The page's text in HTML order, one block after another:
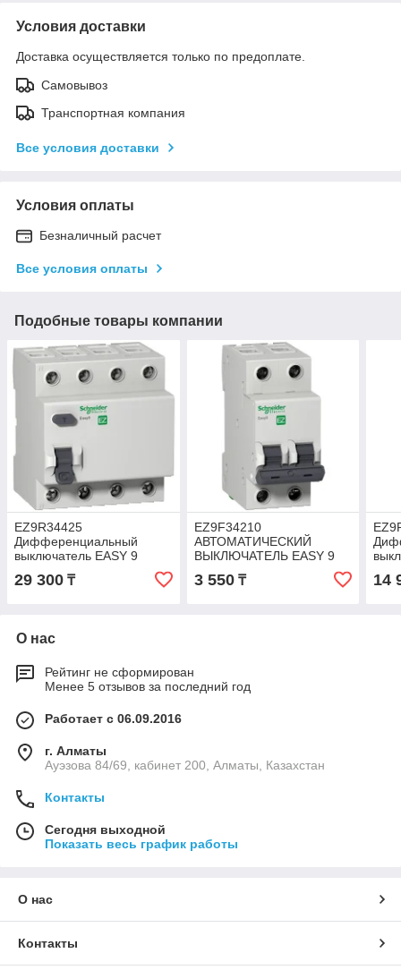
Условия доставки
Доставка осуществляется только по предоплате.
Самовывоз
Транспортная компания
Все условия доставки
Условия оплаты
Безналичный расчет
Все условия оплаты
Подобные товары компании
EZ9R34425
Дифференциальный
выключатель EASY 9
(УЗО) 4П 25А 30мА AC
230В
29 300 ₸
EZ9F34210
АВТОМАТИЧЕСКИЙ
ВЫКЛЮЧАТЕЛЬ EASY 9
2П 10А С 4,5кА 230В
3 550₸ 14
О нас
Рейтинг не сформирован
Менее 5 отзывов за последний год
Работает с 06.09.2016
г. Алматы
Ауэзова 84/69, кабинет 200, Алматы, Казахстан
Контакты
Сегодня выходной
Показать весь график работы
О нас
Контакты